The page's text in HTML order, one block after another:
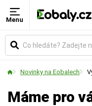
Menu
Novinky na Eobalech
Máme pro